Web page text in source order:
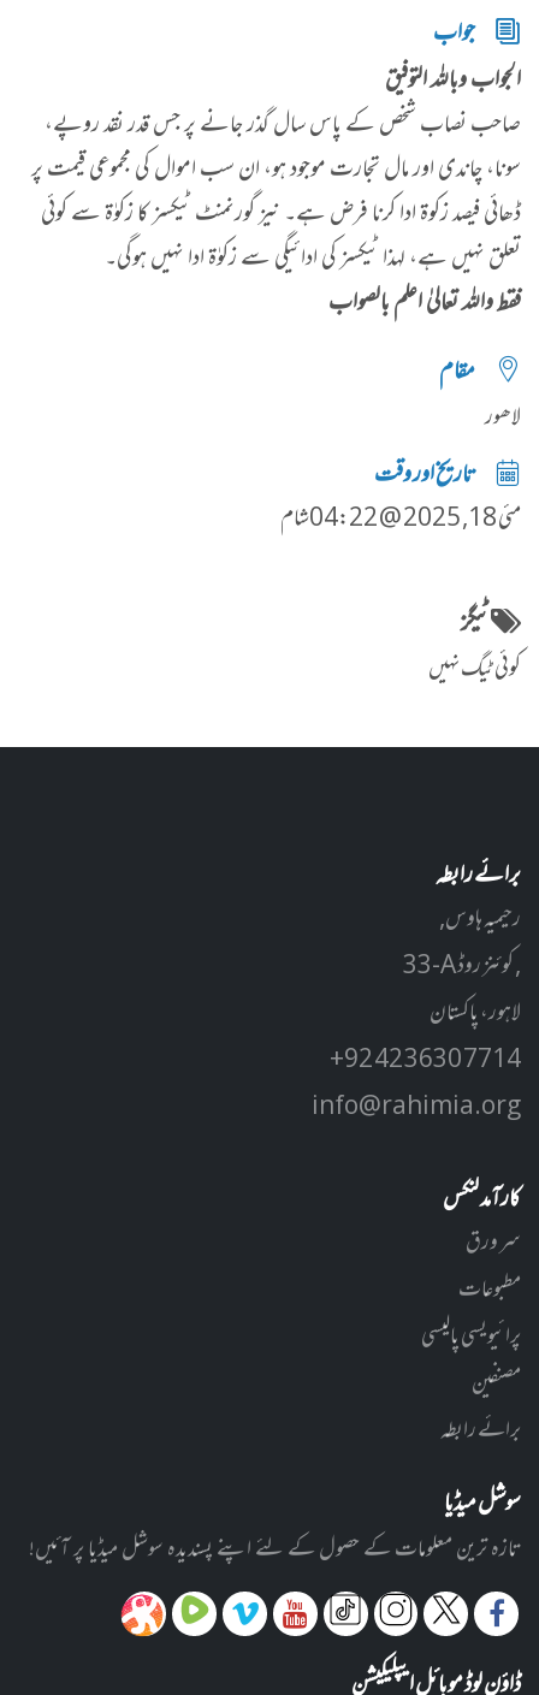
جواب
الجواب وباللہ التوفیق
صاحب نصاب شخص کے پاس سال گذر جانے پر جس قدر نقد روپے،
سونا، چاندی اور مال تجارت موجود ہو، ان سب اموال کی مجموعی قیمت پر
ڈھائی فیصد زکوۃ ادا کرنا فرض ہے۔ نیز گورنمنٹ ٹیکسز کا زکوٰۃ سے کوئی
تعلق نہیں ہے، لہذا ٹیکسز کی ادائیگی سے زکوٰۃ ادا نہیں ہوگی۔
فقط واللہ تعالیٰ اعلم بالصواب
مقام
لاھور
تاریخ اور وقت
مئی 18, 2025 @ 04:22شام
ٹیگز
کوئی ٹیگ نہیں
برائے رابطہ
رحیمیہ ہاوس,
33-A کوئنز روڈ ,
لاہور، پاکستان
+92 42 3630 7714
info@rahimia.org
کارآمد لنکس
سر ورق
مطبوعات
پرائیویسی پالیسی
مصنفین
برائے رابطہ
سوشل میڈیا
تازہ ترین معلومات کے حصول کے لئے اپنے پسندیدہ سوشل میڈیا پر آئیں!